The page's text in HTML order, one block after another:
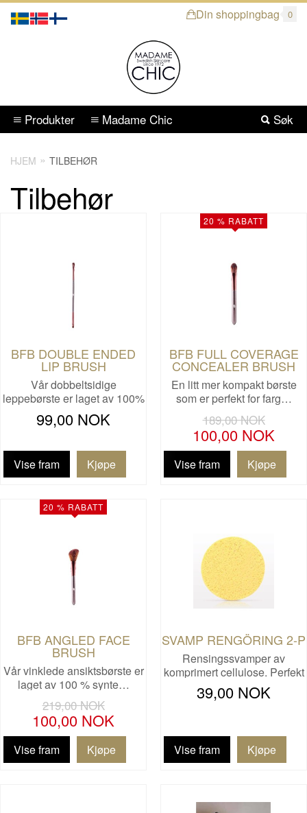
Din shoppingbag 0
Søk
Produkter Madame Chic
HJEM TILBEHØR
Tilbehør
BFB DOUBLE ENDED
LIP BRUSH
Vår dobbeltsidige
leppebørste er laget av 100%
sy…
99,00 NOK
Vise fram
20 % RABATT
BFB FULL COVERAGE
CONCEALER BRUSH
En litt mer kompakt børste
som er perfekt for farg…
189,00 NOK
100,00 NOK
Vise fram
20 % RABATT
BFB ANGLED FACE
BRUSH
Vår vinklede ansiktsbørste er
laget av 100 % synte…
219,00 NOK
100,00 NOK
Vise fram
SVAMP RENGÖRING 2-P
Rensingssvamper av
komprimert cellulose. Perfekt
…
39,00 NOK
Vise fram